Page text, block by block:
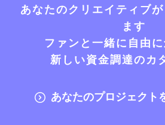
あなたのクリエイティブ
ます
ファンと一緒に自由
新しい資金調達のカ
あなたのプロジェクト